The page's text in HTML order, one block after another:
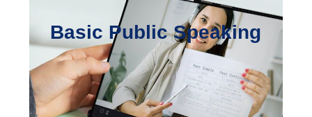
Basic Public Speaking